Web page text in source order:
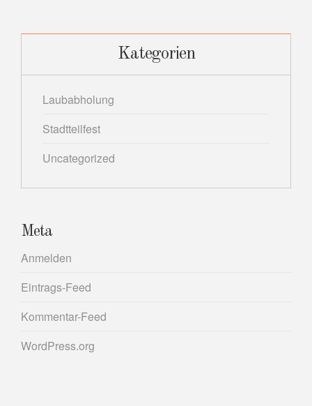
Kategorien
Laubabholung
Stadtteilfest
Uncategorized
Meta
Anmelden
Eintrags-Feed
Kommentar-Feed
WordPress.org